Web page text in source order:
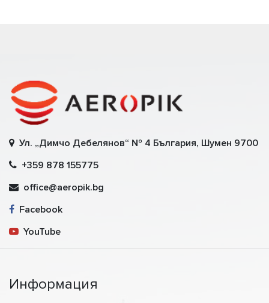
Ул. „Димчо Дебелянов“ № 4 България, Шумен 9700
+359 878 155775
office@aeropik.bg
Facebook
YouTube
Информация